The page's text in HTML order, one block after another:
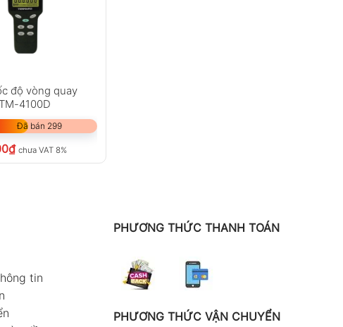
độ vòng quay
4100D
Đã bán 299
₫ chưa VAT 8%
tin
PHƯƠNG THỨC THANH TOÁN
PHƯƠNG THỨC VẬN CHUYỂN